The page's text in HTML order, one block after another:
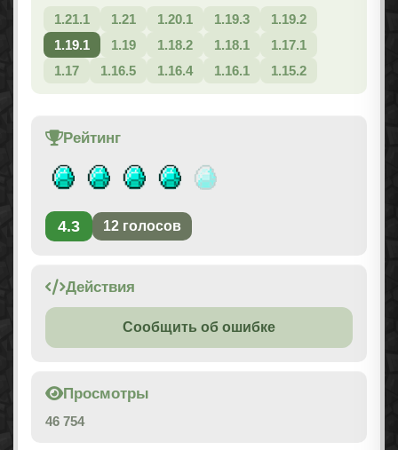
1.21.1
1.21 1.20.1 1.19.3
1.19.2
1.19.1
1.19 1.18.2 1.18.1
1.17.1
1.17
1.16.5 1.16.4 1.16.1 1.15.2
Рейтинг
4.3 12 голосов
Действия
Сообщить об ошибке
Просмотры
46 754